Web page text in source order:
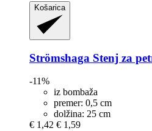
Košarica
Strömshaga Stenj za
-11%
iz bombaža
premer: 0,5 cm
dolžina: 25 cm
€ 1,42 € 1,59